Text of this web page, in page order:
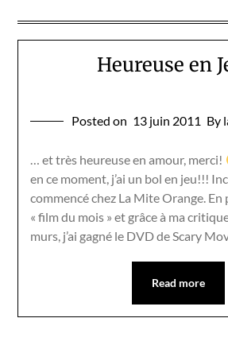
Heureuse en
Posted on 13 juin 2011 By
… et très heureuse en amour, merci!
en ce moment, j’ai un bol en jeu!!!
commencé chez La Mite Orange.
« film du mois » et grâce à ma
murs, j’ai gagné le DVD de Scary
Read more